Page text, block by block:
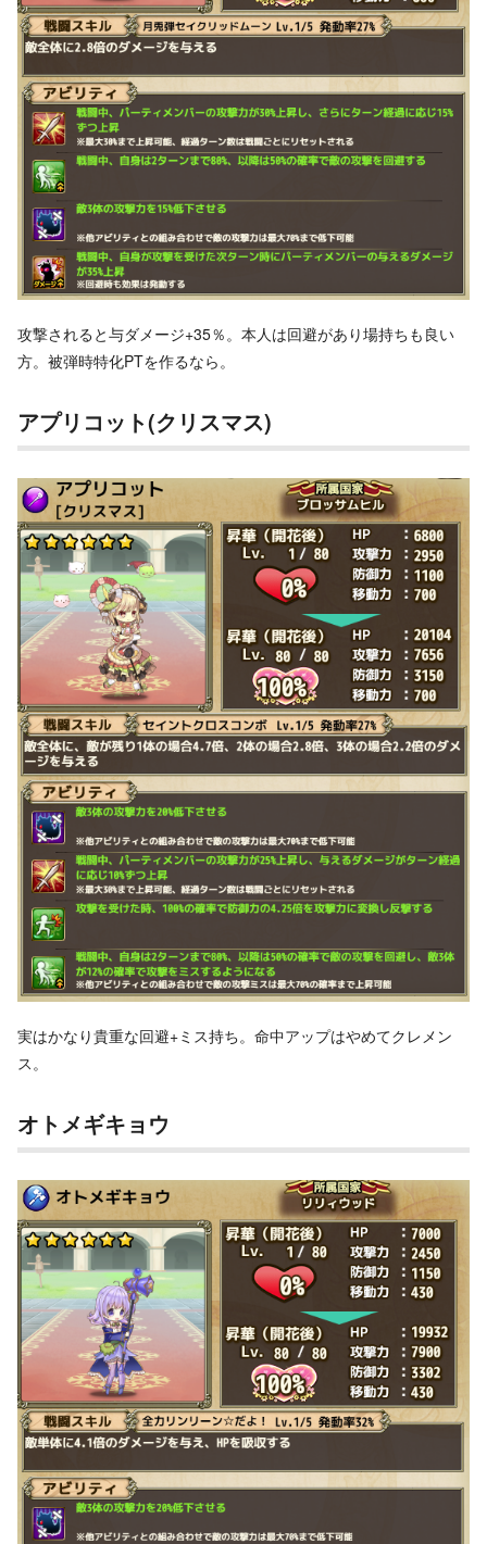
攻撃されると与ダメージ+35％。本人は回避があり場持ちも良い
方。被弾時特化PTを作るなら。
アプリコット(クリスマス)
実はかなり貴重な回避+ミス持ち。命中アップはやめてクレメン
ス。
オトメギキョウ